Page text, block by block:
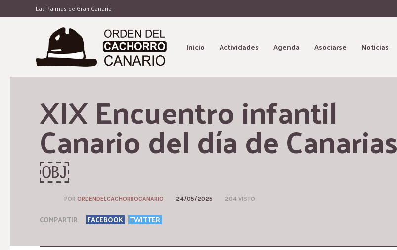
Las Palmas de Gran Canaria
Inicio Actividades Agenda Asociarse Noticias
XIX Encuentro infantil
Canario del día de Canarias
￼
POR ORDENDELCACHORROCANARIO 24/05/2025 204 VISTO
COMPARTIR FACEBOOK TWITTER